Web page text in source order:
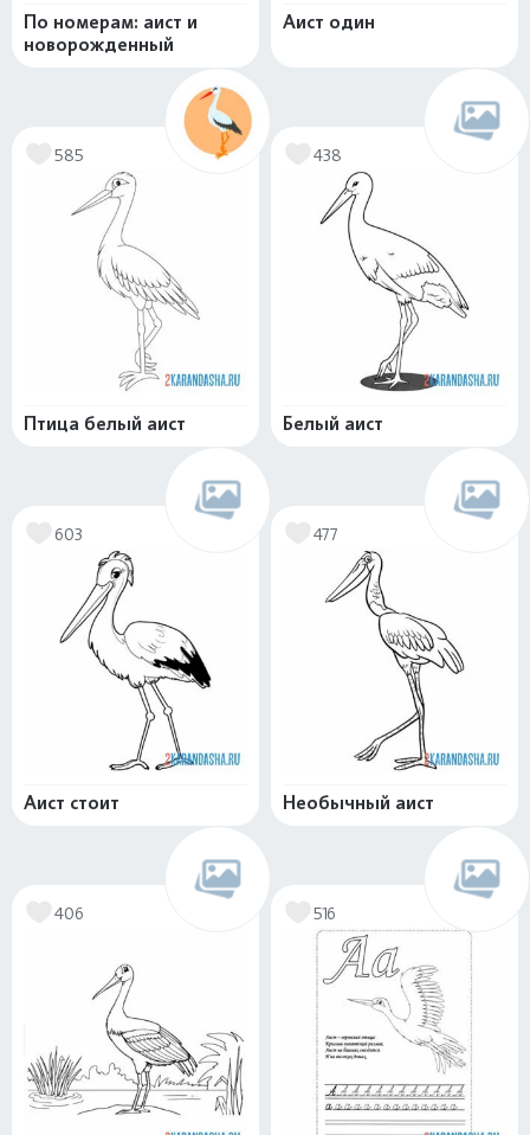
По номерам: аист и
новорожденный
Аист один
585
Птица белый аист
438
Белый аист
603
Аист стоит
477
Необычный аист
406 516